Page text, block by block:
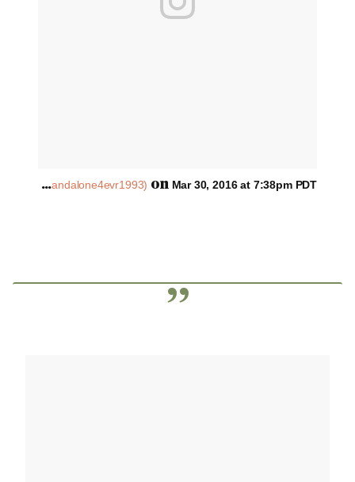
A
post shared by Molly Soda (@bloatedandalone4evr1993) on Mar 30, 2016 at 7:38pm PDT